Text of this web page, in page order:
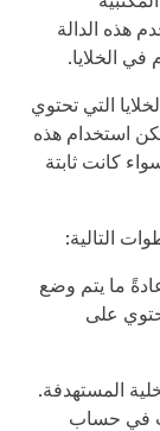
هذه الدالة
الخلايا.
التي تحتوي
استخدام هذه
كانت ثابتة
التالية:
ما يتم وضع
على
المستهدفة.
في حساب